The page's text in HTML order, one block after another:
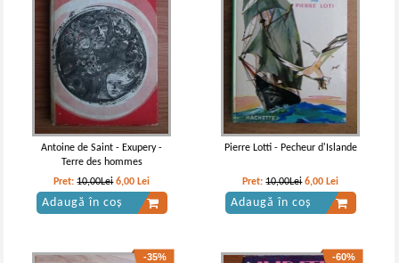
Alexandre Dumas - Domana de
Monsoreau (Leda Clasic)
Alexandre Dumas - Doamna de
Monsoreau (3 volume)
Antoine de Saint - Exupery -
Terre des hommes
Pret:10,00Lei 6,00 Lei
Adaugă în coș
Pierre Lotti - Pecheur d'Islande
Pret:10,00Lei 6,00 Lei
Adaugă în coș
-35% -60%